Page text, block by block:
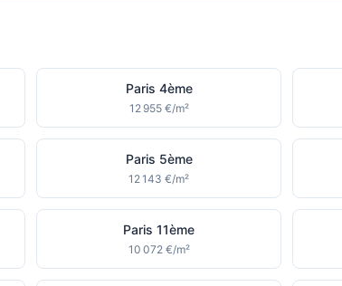
Paris 4ème
12 955 €/m²
Paris 5ème
12 143 €/m²
Paris 11ème
10 072 €/m²